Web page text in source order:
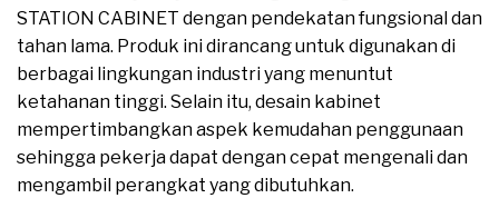
STATION CABINET dengan pendekatan fungsional dan
tahan lama. Produk ini dirancang untuk digunakan di
berbagai lingkungan industri yang menuntut
ketahanan tinggi. Selain itu, desain kabinet
mempertimbangkan aspek kemudahan penggunaan
sehingga pekerja dapat dengan cepat mengenali dan
mengambil perangkat yang dibutuhkan.